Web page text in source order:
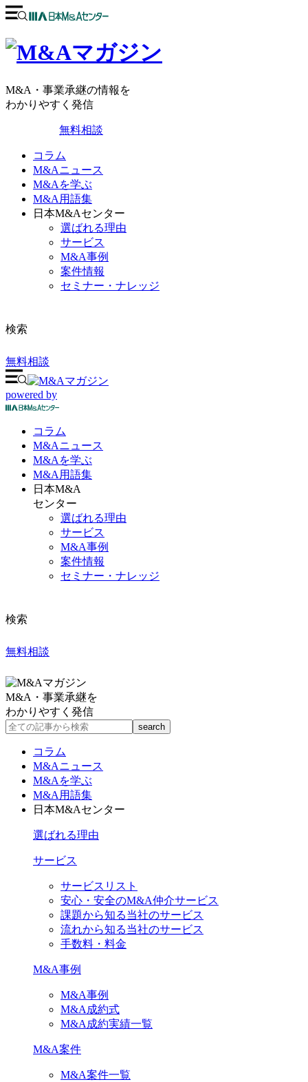
M&A・事業承継の情報を
わかりやすく発信
無料相談
コラム
M&Aニュース
M&Aを学ぶ
M&A用語集
日本M&Aセンター
選ばれる理由
サービス
M&A事例
案件情報
セミナー・ナレッジ
検索
無料相談
powered by
コラム
M&Aニュース
M&Aを学ぶ
M&A 用語集
日本M&A
センター
選ばれる理由
サービス
M&A事例
案件情報
セミナー・ナレッジ
検索
無料相談
M&A・事業承継を
わかりやすく発信
コラム
M&Aニュース
M&Aを学ぶ
M&A用語集
日本M&Aセンター
選ばれる理由
サービス
サービスリスト
安心・安全のM&A仲介サービス
課題から知る当社のサービス
流れから知る当社のサービス
手数料・料金
M&A事例
M&A事例
M&A成約式
M&A成約実績一覧
M&A案件
M&A案件一覧